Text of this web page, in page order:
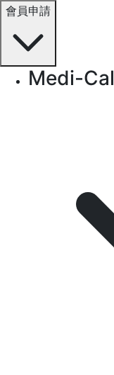
會員申請
Medi-Cal